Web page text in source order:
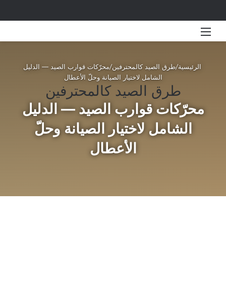
الرئيسية/طرق الصيد كالمحترفين/محرّكات قوارب الصيد — الدليل
الشامل لاختيار الصيانة وحلّ الأعطال
طرق الصيد كالمحترفين
محرّكات قوارب الصيد — الدليل
الشامل لاختيار الصيانة وحلّ
الأعطال